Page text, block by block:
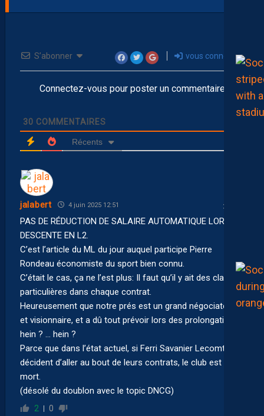
S’abonner vous connecter
Connectez-vous pour poster un commentaire
30 COMMENTAIRES
Récents
jalabert 4 juin 2025 12:51
PAS DE RÉDUCTION DE SALAIRE AUTOMATIQUE LORS DE
DESCENTE EN L2.
C’est l’article du ML du jour auquel participe Pierre
Rondeau économiste du sport bien connu.
C’était le cas, ça ne l’est plus: Il faut qu’il y ait des clauses
particulières dans chaque contrat.
Heureusement que notre prés est un grand négociateur
et visionnaire, et a dû tout prévoir lors des prolongations,
hein ? … hein ?
Parce que dans l’état actuel, si Ferri Savanier Lecomte
décident d’aller au bout de leurs contrats, le club est
mort.
(désolé du doublon avec le topic DNCG)
2 0